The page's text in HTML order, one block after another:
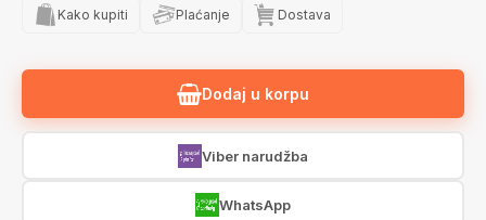
Kako kupiti Plaćanje Dostava
Dodaj u korpu
Viber narudžba
WhatsApp